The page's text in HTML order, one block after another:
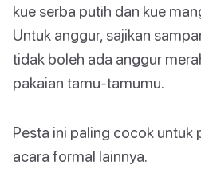
kue serba putih dan kue
Untuk anggur, sajikan
tidak boleh ada anggur
pakaian tamu-tamumu.
Pesta ini paling cocok untuk
acara formal lainnya.